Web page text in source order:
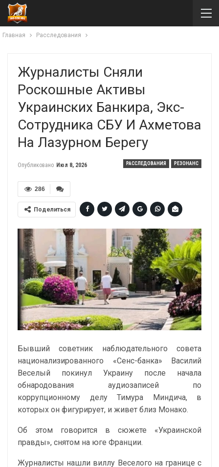
Главная Расследования
Журналисты Сняли
Роскошные Активы
Украинских Банкира, Экс-
Сотрудника СБУ И Ахметова
На Лазурном Берегу
РАССЛЕДОВАНИЯ РЕЗОНАНС
Опубликовано Июл 8, 2026
286
Поделиться
Бывший советник наблюдательного совета
национализированного «Сенс-банка» Василий
Веселый покинул Украину после начала
обнародования аудиозаписей по
коррупционному делу Тимура Миндича, в
которых он фигурирует, и живет близ Монако.
Об этом говорится в сюжете «Украинской
правды», снятом на юге Франции.
Журналисты нашли виллу Веселого на границе с